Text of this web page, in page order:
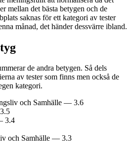
mellan det bästa betygen och de
saknas för ett kategori av tester
månad, det händer dessvärre ibland.
de andra betygen. Så dels
av tester som finns men också de
kategori.
och Samhälle — 3.6
3.4
och Samhälle — 3.3